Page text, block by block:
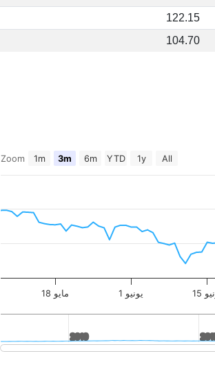
122.15
104.70
Zoom 1m 3m 6m YTD 1y All
18 مايو 1 يونيو
2010
2010 2015
2015